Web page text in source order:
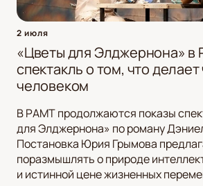
2 июля
«Цветы для Элджернона» в
спектакль о том, что
человеком
В РАМТ продолжаются показы
для Элджернона» по роману
Постановка Юрия Грымова
поразмышлять о природе
и истинной цене жизненных